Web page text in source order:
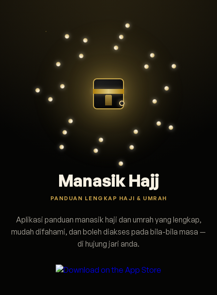
Manasik Hajj
PANDUAN LENGKAP HAJI & UMRAH
Aplikasi panduan manasik haji dan umrah yang lengkap,
mudah difahami, dan boleh diakses pada bila-bila masa —
di hujung jari anda.